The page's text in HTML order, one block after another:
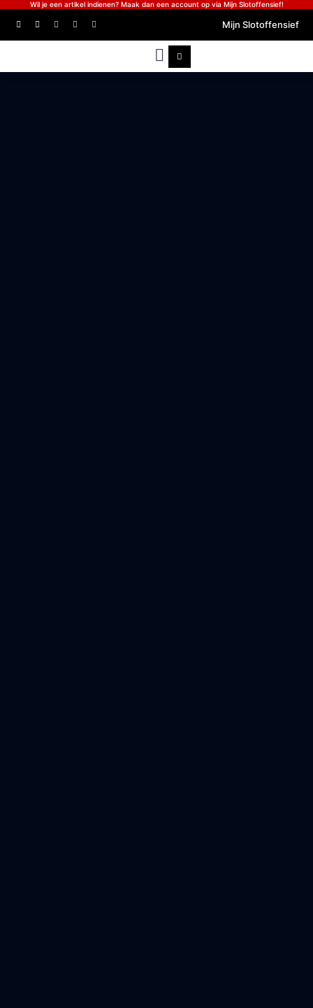
Wil je een artikel indienen? Maak dan een account op via Mijn Slotoffensief!
Mijn Slotoffensief